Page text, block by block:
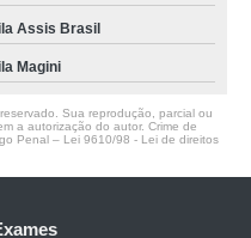
Assis Brasil
Magini
Sua reprodução, parcial ou
a autorização do autor. Crime de
Penal – Lei 9610/98 - Lei de direitos